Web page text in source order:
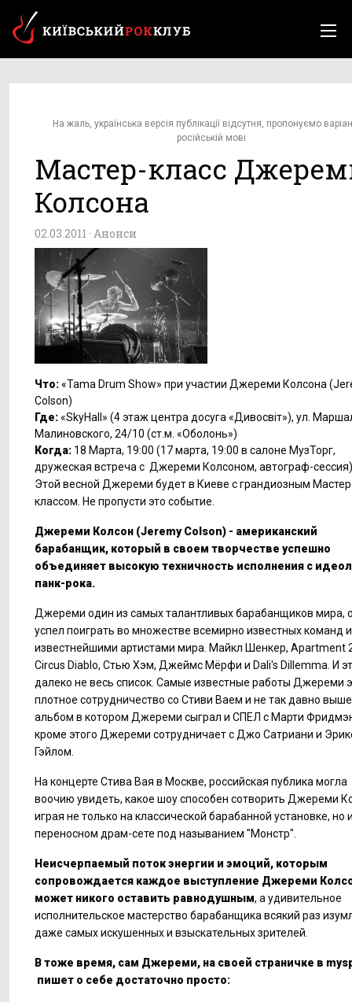
На жаль, українська версія публікації відсутня, пропонуємо
російській мові
Мастер-класс
Колсона
02.03.2011 · Анонси
Что:«Tama Drum Show» при участии Джереми Колсона
Colson)
Где:«SkyHall» (4 этаж центра досуга «Дивосвіт»), ул.
Малиновского, 24/10 (ст.м. «Оболонь»)
Когда: 18 Марта, 19:00 (17 марта, 19:00 в салоне МузТорг,
дружеская встреча с Джереми Колсоном, автограф-сессия)
Этой весной Джереми будет в Киеве с грандиозным
классом. Не пропусти это событие.
Джереми Колсон (Jeremy Colson) - американский
барабанщик, который в своем творчестве успешно
объединяет высокую техничность исполнения с
панк-рока.
Джереми один из самых талантливых барабанщиков мира,
успел поиграть во множестве всемирно известных команд
известнейшими артистами мира. Майкл Шенкер, Apartment
Circus Diablo, Стью Хэм, Джеймс Мёрфи и Dali's Dillemma. И
далеко не весь список. Самые известные работы Джереми
плотное сотрудничество со Стиви Ваем и не так давно
альбом в котором Джереми сыграл и СПЕЛ с Марти
кроме этого Джереми сотрудничает с Джо Сатриани и
Гэйлом.
На концерте Стива Вая в Москве, российская публика могла
воочию увидеть, какое шоу способен сотворить Джереми
играя не только на классической барабанной установке, но
переносном драм-сете под называнием "Монстр".
Неисчерпаемый поток энергии и эмоций, которым
сопровождается каждое выступление Джереми
может никого оставить равнодушным, а удивительное
исполнительское мастерство барабанщика всякий раз
даже самых искушенных и взыскательных зрителей.
В тоже время, сам Джереми, на своей страничке в
пишет о себе достаточно просто: